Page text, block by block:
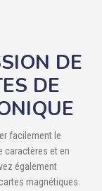

DE
DE
facilement le
caractères et en
également
magnétiques.